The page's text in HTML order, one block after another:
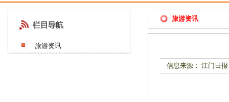
旅游资讯
旅游资讯
信息来源： 江门日报